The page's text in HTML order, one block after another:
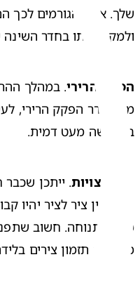
ולמקם אותו בחדר השינה
הפקק הרירי. במהלך
משתחרר הפקק הרירי
בהפרשה מעט דמית.
התכווצויות. ייתכן שכבר
משנה תנוחה. חשוב
מבצעים תזמון צירים